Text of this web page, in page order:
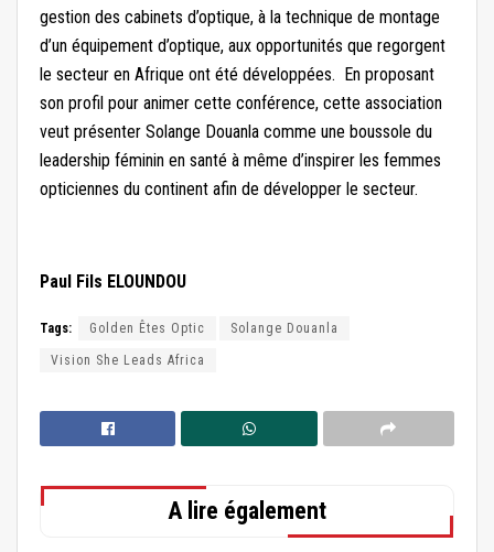
gestion des cabinets d’optique, à la technique de montage
d’un équipement d’optique, aux opportunités que regorgent
le secteur en Afrique ont été développées. En proposant
son profil pour animer cette conférence, cette association
veut présenter Solange Douanla comme une boussole du
leadership féminin en santé à même d’inspirer les femmes
opticiennes du continent afin de développer le secteur.
Paul Fils ELOUNDOU
Tags: Golden Êtes Optic Solange Douanla
Vision She Leads Africa
A lire également